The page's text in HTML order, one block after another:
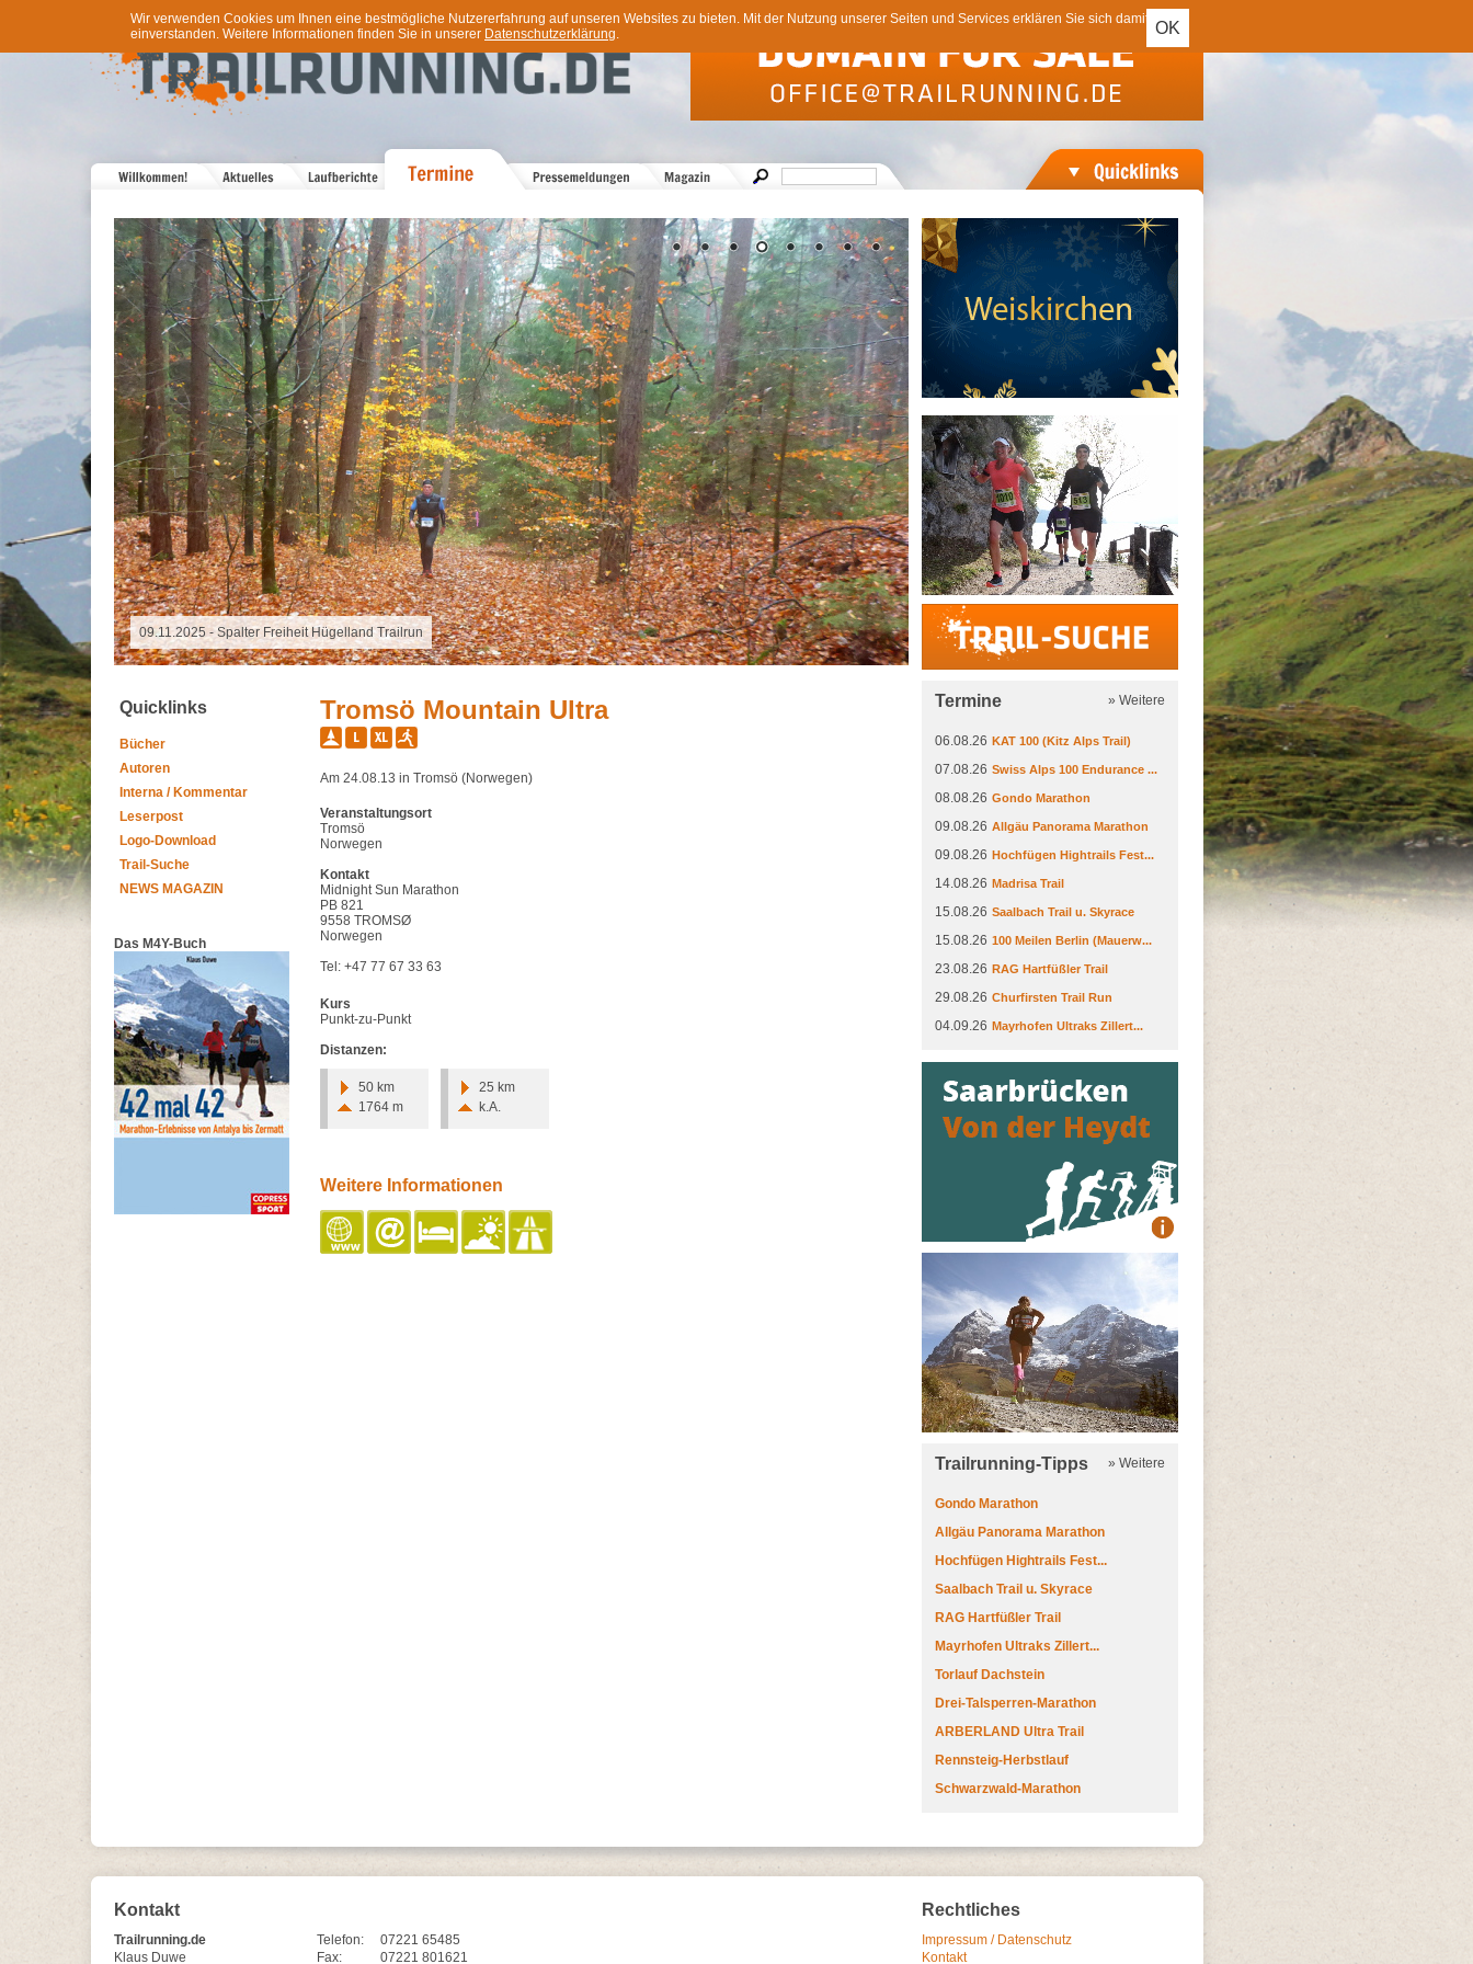
OK
Wir verwenden Cookies um Ihnen eine bestmögliche Nutzererfahrung auf unseren Websites zu bieten. Mit der Nutzung unserer Seiten und Services erklären Sie sich damit
einverstanden. Weitere Informationen finden Sie in unserer Datenschutzerklärung.
16.10.2025 - Grand Raid Reunion
Trail-Suche
Quicklinks
Bücher
Autoren
Interna / Kommentar
Leserpost
Logo-Download
Trail-Suche
NEWS MAGAZIN
Das M4Y-Buch
Tromsö Mountain Ultra
Am 24.08.13 in Tromsö (Norwegen)
Veranstaltungsort
Tromsö
Norwegen
Kontakt
Midnight Sun Marathon
PB 821
9558 TROMSØ
Norwegen
Tel: +47 77 67 33 63
Kurs
Punkt-zu-Punkt
Distanzen:
50 km
1764 m
25 km
k.A.
Weitere Informationen
Termine » Weitere
06.08.26 KAT 100 (Kitz Alps Trail)
07.08.26 Swiss Alps 100 Endurance ...
08.08.26 Gondo Marathon
09.08.26 Allgäu Panorama Marathon
09.08.26 Hochfügen Hightrails Fest...
14.08.26 Madrisa Trail
15.08.26 Saalbach Trail u. Skyrace
15.08.26 100 Meilen Berlin (Mauerw...
23.08.26 RAG Hartfüßler Trail
29.08.26 Churfirsten Trail Run
04.09.26 Mayrhofen Ultraks Zillert...
Trailrunning-Tipps » Weitere
Gondo Marathon
Allgäu Panorama Marathon
Hochfügen Hightrails Fest...
Saalbach Trail u. Skyrace
RAG Hartfüßler Trail
Mayrhofen Ultraks Zillert...
Torlauf Dachstein
Drei-Talsperren-Marathon
ARBERLAND Ultra Trail
Rennsteig-Herbstlauf
Schwarzwald-Marathon
Kontakt
Trailrunning.de
Klaus Duwe
Telefon:
07221 65485
Fax:
07221 801621
Rechtliches
Impressum / Datenschutz
Kontakt